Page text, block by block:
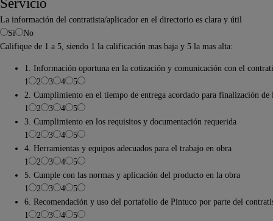
La información del contratista/aplicador en el directorio es clara y útil
Si
No
Califique de 1 a 5, siendo 1 la calificación mas baja y 5 la mas alta:
1. Información oportuna en la cotización y comunicación con el
1
2 3 4
5
2. Cumplimiento en el tiempo de entrega acordado para finalización de
1
2 3 4
5
3. Cumplimiento en los requisitos y documentación requerida
1
2 3 4
5
4. Herramientas y equipos adecuados para el trabajo en obra
1
2 3 4
5
5. Cumple con las normas y aplicación del producto en la obra
1
2 3 4
5
6. Recomendación y uso del portafolio de Pintuco por parte del
1
2 3 4
5